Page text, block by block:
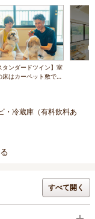
タンダードツイン】室
床はカーペット敷でワ
・冷蔵庫（有料飲料あ
すべて開く